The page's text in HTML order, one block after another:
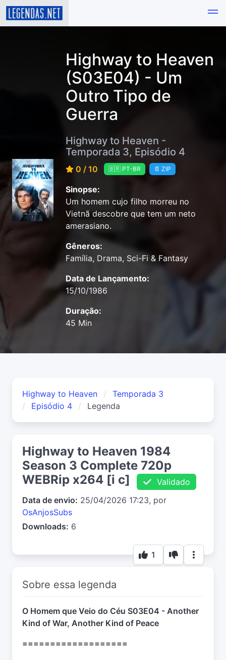
Highway to Heaven
(S03E04) - Um
Outro Tipo de
Guerra
Highway to Heaven -
Temporada 3, Episódio 4
0 / 10 🇧🇷 PT-BR 📄 ZIP
Sinopse:
Um homem cujo filho morreu no
Vietnã descobre que tem um neto
amerasiano.
Gêneros:
Família, Drama, Sci-Fi & Fantasy
Data de Lançamento:
15/10/1986
Duração:
45 Min
Highway to Heaven
Temporada 3
Episódio 4
Legenda
Highway to Heaven 1984
Season 3 Complete 720p
WEBRip x264 [i c]
Validado
Data de envio: 25/04/2026 17:23, por
OsAnjosSubs
Downloads: 6
1
Sobre essa legenda
O Homem que Veio do Céu S03E04 - Another
Kind of War, Another Kind of Peace
===================